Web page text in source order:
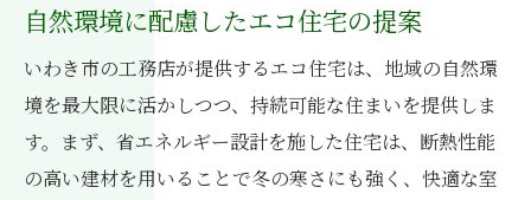
自然環境に配慮したエコ住宅の提案
いわき市の工務店が提供するエコ住宅は、地域の自然環
境を最大限に活かしつつ、持続可能な住まいを提供しま
す。まず、省エネルギー設計を施した住宅は、断熱性能
の高い建材を用いることで冬の寒さにも強く、快適な室